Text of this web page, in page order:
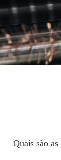
Quais são